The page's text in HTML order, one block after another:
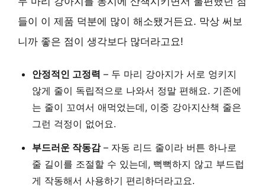
들이 이 제품 덕분에 많이 해소됐거든요. 막상 써보
니까 좋은 점이 생각보다 많더라고요!
안정적인 고정력 – 두 마리 강아지가 서로 엉키지
않게 줄이 독립적으로 나와서 정말 편해요. 기존에
는 줄이 꼬여서 애먹었는데, 이중 강아지산책 줄은
그런 걱정이 없어요.
부드러운 작동감– 자동 리드 줄이라 버튼 하나로
줄 길이를 조절할 수 있는데, 뻑뻑하지 않고 부드럽
게 작동해서 사용하기 편리하더라고요.